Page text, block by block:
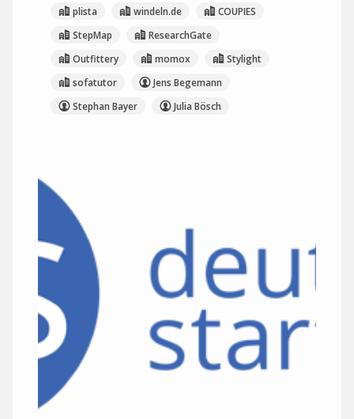
plista windeln.de
COUPIES
StepMap
ResearchGate
Outfittery
momox
Stylight
sofatutor
Jens Begemann
Stephan Bayer
Julia Bösch